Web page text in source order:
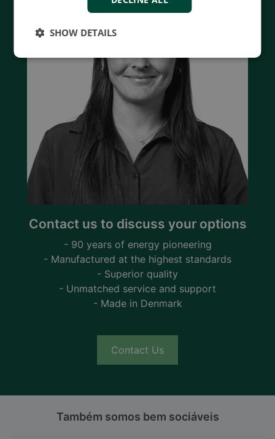
Contact us to discuss your options
- 90 years of energy pioneering
- Manufactured at the highest standards
- Superior quality
- Unmatched service and support
- Made in Denmark
Contact Us
Também somos bem sociáveis
SHOW DETAILS